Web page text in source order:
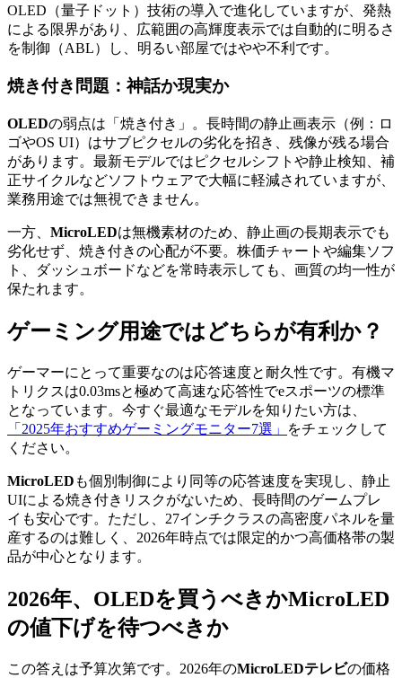
OLED（量子ドット）技術の導入で進化していますが、発熱
による限界があり、広範囲の高輝度表示では自動的に明るさ
を制御（ABL）し、明るい部屋ではやや不利です。
焼き付き問題：神話か現実か
OLEDの弱点は「焼き付き」。長時間の静止画表示（例：ロ
ゴやOS UI）はサブピクセルの劣化を招き、残像が残る場合
があります。最新モデルではピクセルシフトや静止検知、補
正サイクルなどソフトウェアで大幅に軽減されていますが、
業務用途では無視できません。
一方、 MicroLEDは無機素材のため、静止画の長期表示でも
劣化せず、焼き付きの心配が不要。株価チャートや編集ソフ
ト、ダッシュボードなどを常時表示しても、画質の均一性が
保たれます。
ゲーミング用途ではどちらが有利か？
ゲーマーにとって重要なのは応答速度と耐久性です。有機マ
トリクスは0.03msと極めて高速な応答性でeスポーツの標準
となっています。今すぐ最適なモデルを知りたい方は、
「2025年おすすめゲーミングモニター7選」
をチェックして
ください。
MicroLED も個別制御により同等の応答速度を実現し、静止
UIによる焼き付きリスクがないため、長時間のゲームプレ
イも安心です。ただし、27インチクラスの高密度パネルを量
産するのは難しく、2026年時点では限定的かつ高価格帯の製
品が中心となります。
2026年、OLEDを買うべきかMicroLED
の値下げを待つべきか
この答えは予算次第です。2026年のMicroLEDテレビの価格